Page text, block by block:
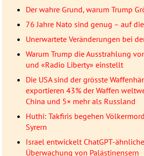
Der wahre Grund, warum Trump
76 Jahre Nato sind genug – auf
Unerwartete Veränderungen bei
Warum Trump die Ausstrahlung
und «Radio Liberty» einstellt
Die USA sind der grösste
exportieren 43% der Waffen
China und 5× mehr als Russland
Huthi: Takfiris begehen
Syrern
Israel entwickelt ChatGPT-
Überwachung von Palästinensern